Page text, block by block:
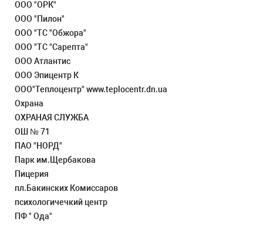
ООО "ОРК"
ООО "Пилон"
ООО "ТС "Обжора"
ООО "ТС "Сарепта"
ООО Атлантис
ООО Эпицентр К
ООО"Теплоцентр" www.teplocentr.dn.ua
Охрана
ОХРАНАЯ СЛУЖБА
ОШ № 71
ПАО "НОРД"
Парк им.Щербакова
Пицерия
пл.Бакинских Комиссаров
психологичечкий центр
ПФ " Ода"